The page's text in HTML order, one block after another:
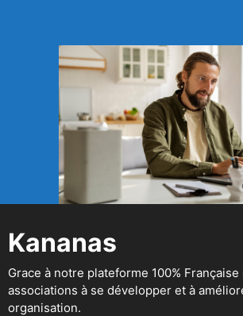
Kananas
Grace à notre plateforme 100%
associations à se développer et à
organisation.